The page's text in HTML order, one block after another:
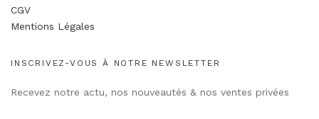
CGV
Mentions Légales
INSCRIVEZ-VOUS À NOTRE NEWSLETTER
Recevez notre actu, nos nouveautés & nos ventes privées